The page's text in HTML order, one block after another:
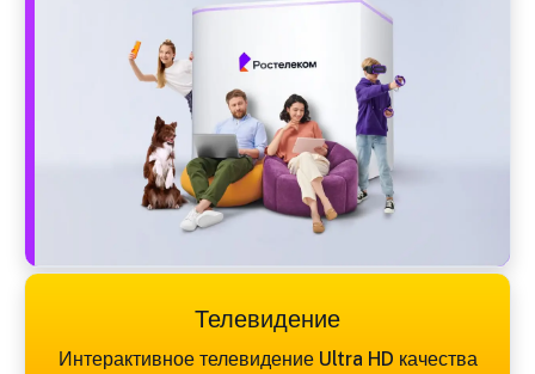
Телевидение
Интерактивное телевидение Ultra HD качества